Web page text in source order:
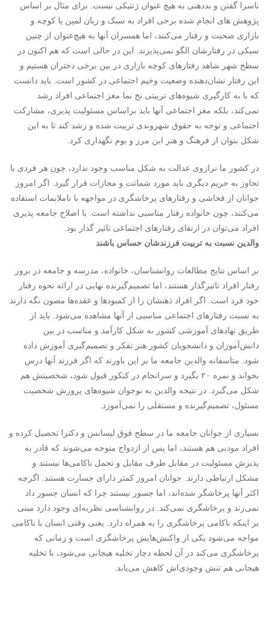
ناسزا گفتن و بددهنی به هیچ ‌عنوان ژنتیکی نیست. برای مثال بر اساس
پژوهش های انجام شده برخی افراد به سبک و زبان لمپن یا کوچه و
بازاری صحبت و رفتار می‌کنند، اما همسران آنها به هیچ‌عنوان از چنین
سبکی در رفتارشان الگو نمی‌پذیرند. این در حالی است که هم اکنون در
سطح شهر شاهد رفتارهای کوچه بازاری در بین برخی دختران هستیم و
این رفتار نشان‌دهنده وضعیت وخیم اجتماعی در کشور است. باید دانست
که با به کارگیری شیوه‌های تربیتی نخ نما مغز اجتماعی افراد رشد
نمی‌کند، بلکه مغز اجتماعی آنها باید براساس مسئولیت پذیری، مشارکت
اجتماعی و توجه به حقوق شهروندی تربیت شده و رشد کند تا به این
شکل بتوان از فرهنگ و هنر این مرز و بوم نگهداری کرد.
در کشور ما ترازوی عدالت به شکل مناسب وجود ندارد، چون هر فردی با
تجاوز به حریم دیگری باید مورد شماتت و مجازات قرار گیرد. اگر امروز
جوانان از فحاشی و رفتارهای پرخاشگری در مواجهه با ناملایمات استفاده
می‌کنند، چون خانواده رفتار مناسبی نداشته است. با اصلاح جامعه پذیری
افراد می‌توان در ارتقای رفتارهای اجتماعی تاثیر گذار بود.
والدین نسبت ‌به تربیت فرزندشان حساس باشند
بر اساس نتایج مطالعات روانشناسان، خانواده، مدرسه و جامعه در بروز
رفتار افراد تاثیرگذار هستند، اما تصمیم‌گیرنده نهایی در ارائه نحوه رفتار
خود فرد است. اگر افراد ذهنشان را از کمبودها و عقده‌ها مصون نگه دارند
به نسبت رفتارهای اجتماعی مناسبی از آنها مشاهده می‌شود. باید از
طریق نهادهای آموزشی کشور به شکل کارآمد و مناسب در بین
دانش‌آموزان و دانشجویان کشور هنر تفکر و تصمیم‌گیری آموزش داده
شود. متاسفانه والدین جامعه ما بر این باورند که اگر فرزند آنها درس
بخواند و نمره ۲۰ بگیرد و سرانجام در کنکور قبول شود، شخصیتش هم
شکل می‌گیرد. در نتیجه والدین به نوجوان شیوه‌های پرورش شخصیت
مسئول، تصمیم‌گیرنده و مستقلی را نمی‌آموزد.
بسیاری از جوانان جامعه ما در سطح فوق لیسانس و دکترا تحصیل کرده‌ و
افراد مودبی هم هستند، اما پس از ازدواج متوجه می‌شوند که قادر به
پذیرش مسئولیت در مقابل طرف مقابل و تحمل ناکامی‌ها نیستند و
مشکل ارتباطی دارند. جوانان امروز کمتر دارای جسارت هستند. اگرچه
اکثر آنها پرخاشگر شده‌اند، اما جسور نیستند چرا که انسان جسور داد
نمی‌زند و پرخاشگری نمی‌کند. در روانشناسی نظریه‌ای وجود دارد مبنی
بر اینکه ناکامی پرخاشگری را به همراه دارد. یعنی وقتی انسان با ناکامی
مواجه می‌شود یکی از واکنش‌هایش پرخاشگری است و زمانی که
پرخاشگری می‌کند در آن لحظه دچار تخلیه هیجانی می‌شود، با تخلیه
هیجانی هم تنش وجودی‌اش کاهش می‌یابد.